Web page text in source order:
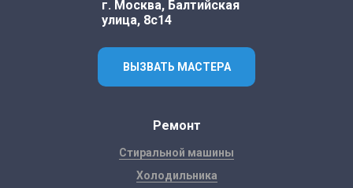
г. Москва, Балтийская
улица, 8с14
ВЫЗВАТЬ МАСТЕРА
Ремонт
Стиральной машины
Холодильника